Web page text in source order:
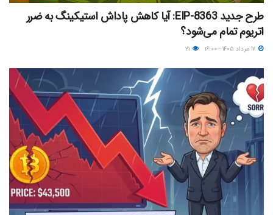
طرح جدید EIP-8363: آیا کاهش پاداش استیکینگ به ضرر
اتریوم تمام می‌شود؟